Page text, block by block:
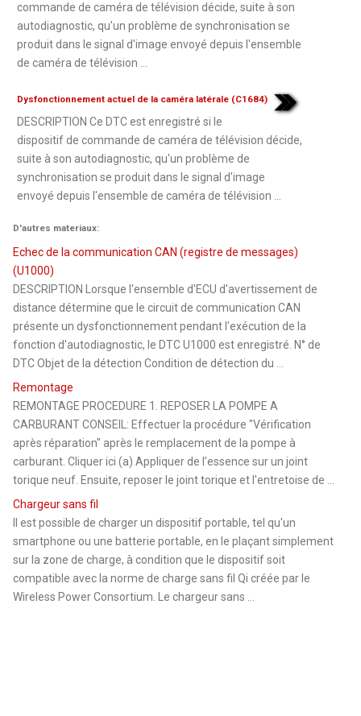
commande de caméra de télévision décide, suite à son
autodiagnostic, qu'un problème de synchronisation se
produit dans le signal d'image envoyé depuis l'ensemble
de caméra de télévision ...
Dysfonctionnement actuel de la caméra latérale (C1684)
DESCRIPTION Ce DTC est enregistré si le
dispositif de commande de caméra de télévision décide,
suite à son autodiagnostic, qu'un problème de
synchronisation se produit dans le signal d'image
envoyé depuis l'ensemble de caméra de télévision ...
D'autres materiaux:
Echec de la communication CAN (registre de messages)
(U1000)
DESCRIPTION Lorsque l'ensemble d'ECU d'avertissement de
distance détermine que le circuit de communication CAN
présente un dysfonctionnement pendant l'exécution de la
fonction d'autodiagnostic, le DTC U1000 est enregistré. N° de
DTC Objet de la détection Condition de détection du ...
Remontage
REMONTAGE PROCEDURE 1. REPOSER LA POMPE A
CARBURANT CONSEIL: Effectuer la procédure "Vérification
après réparation" après le remplacement de la pompe à
carburant. Cliquer ici (a) Appliquer de l'essence sur un joint
torique neuf. Ensuite, reposer le joint torique et l'entretoise de ...
Chargeur sans fil
Il est possible de charger un dispositif portable, tel qu'un
smartphone ou une batterie portable, en le plaçant simplement
sur la zone de charge, à condition que le dispositif soit
compatible avec la norme de charge sans fil Qi créée par le
Wireless Power Consortium. Le chargeur sans ...